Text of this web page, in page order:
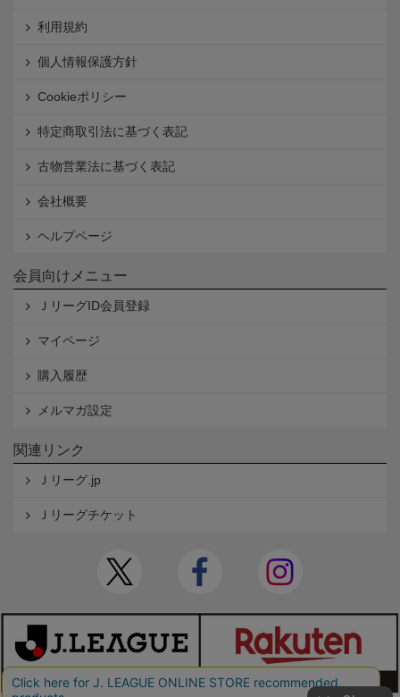
利用規約
個人情報保護方針
Cookieポリシー
特定商取引法に基づく表記
古物営業法に基づく表記
会社概要
ヘルプページ
会員向けメニュー
ＪリーグID会員登録
マイページ
購入履歴
メルマガ設定
関連リンク
Ｊリーグ.jp
Ｊリーグチケット